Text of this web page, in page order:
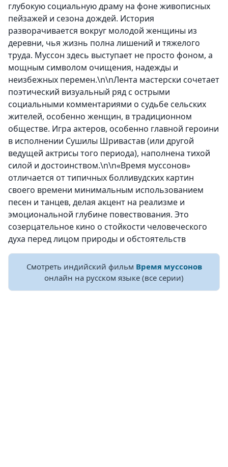
глубокую социальную драму на фоне живописных
пейзажей и сезона дождей. История
разворачивается вокруг молодой женщины из
деревни, чья жизнь полна лишений и тяжелого
труда. Муссон здесь выступает не просто фоном, а
мощным символом очищения, надежды и
неизбежных перемен.\n\nЛента мастерски сочетает
поэтический визуальный ряд с острыми
социальными комментариями о судьбе сельских
жителей, особенно женщин, в традиционном
обществе. Игра актеров, особенно главной героини
в исполнении Сушилы Шривастав (или другой
ведущей актрисы того периода), наполнена тихой
силой и достоинством.\n\n«Время муссонов»
отличается от типичных болливудских картин
своего времени минимальным использованием
песен и танцев, делая акцент на реализме и
эмоциональной глубине повествования. Это
созерцательное кино о стойкости человеческого
духа перед лицом природы и обстоятельств
Смотреть индийский фильм Время муссонов
онлайн на русском языке (все серии)